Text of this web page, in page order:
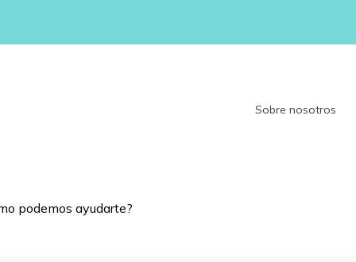
Sobre nosotros
podemos ayudarte?